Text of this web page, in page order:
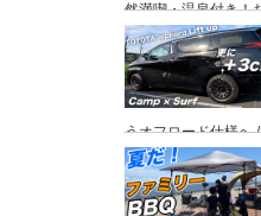
然満喫・温泉付き！
市・青根キャンプ場
うオフロード仕様へ
チのオールテレーン
フォースのオーバル
ア。